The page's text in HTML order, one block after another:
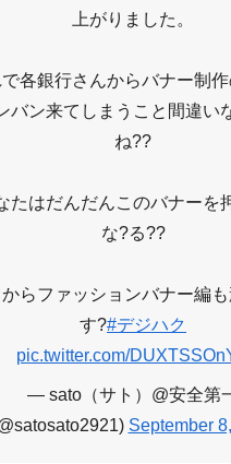
上がりました。
で各銀行さんからバナー制
バン来てしまうこと間違い
ね??
たはだんだんこのバナーを
な?る??
らファッションバナー編も
す?#デジハク
pic.twitter.com/
— sato（サト）@安全第
September